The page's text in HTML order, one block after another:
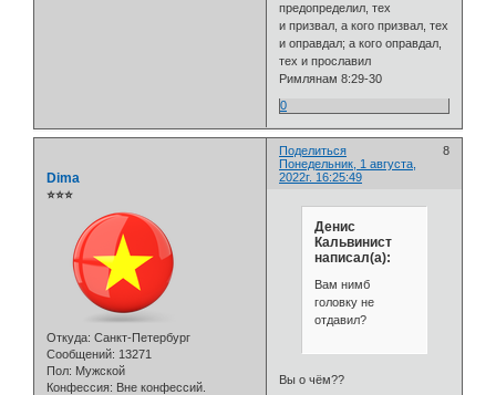
предопределил, тех
и призвал, а кого призвал, тех
и оправдал; а кого оправдал,
тех и прославил
Римлянам 8:29-30
0
Поделиться
8
Понедельник, 1 августа,
2022г. 16:25:49
Dima
⭐⭐⭐
Откуда: Санкт-Петербург
Сообщений: 13271
Пол: Мужской
Конфессия: Вне конфессий.
Денис
Кальвинист
написал(а):
Вам нимб
головку не
отдавил?
Вы о чём??